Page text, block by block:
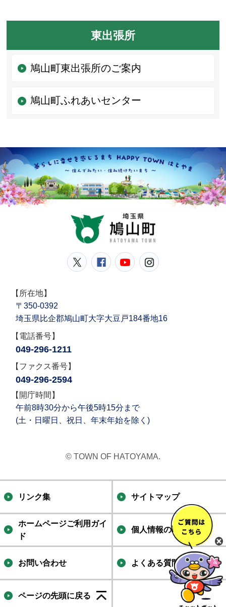
東出張所
鳩山町東出張所のご案内
鳩山町ふれあいセンター
鳩山町公式Twitter
鳩山町公式Facebook
鳩山町公式
【所在地】
〒350-0392
埼玉県比企郡鳩山町大字大豆戸184番地16
【電話番号】
049-296-1211
【ファクス番号】
049-296-2594
【開庁時間】
午前8時30分から午後5時15分まで
(土・日曜日、祝日、年末年始を除く)
© TOWN OF HATOYAMA.
リンク集 サイトマップ
ホームページご利用ガイ
ド
個人情報の取り扱い
お問い合わせ よくある質問集
ページの先頭に戻る